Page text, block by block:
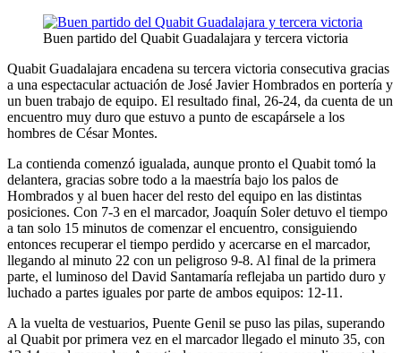
Buen partido del Quabit Guadalajara y tercera victoria
Quabit Guadalajara encadena su tercera victoria consecutiva gracias
a una espectacular actuación de José Javier Hombrados en portería y
un buen trabajo de equipo. El resultado final, 26-24, da cuenta de un
encuentro muy duro que estuvo a punto de escapársele a los
hombres de César Montes.
La contienda comenzó igualada, aunque pronto el Quabit tomó la
delantera, gracias sobre todo a la maestría bajo los palos de
Hombrados y al buen hacer del resto del equipo en las distintas
posiciones. Con 7-3 en el marcador, Joaquín Soler detuvo el tiempo
a tan solo 15 minutos de comenzar el encuentro, consiguiendo
entonces recuperar el tiempo perdido y acercarse en el marcador,
llegando al minuto 22 con un peligroso 9-8. Al final de la primera
parte, el luminoso del David Santamaría reflejaba un partido duro y
luchado a partes iguales por parte de ambos equipos: 12-11.
A la vuelta de vestuarios, Puente Genil se puso las pilas, superando
al Quabit por primera vez en el marcador llegado el minuto 35, con